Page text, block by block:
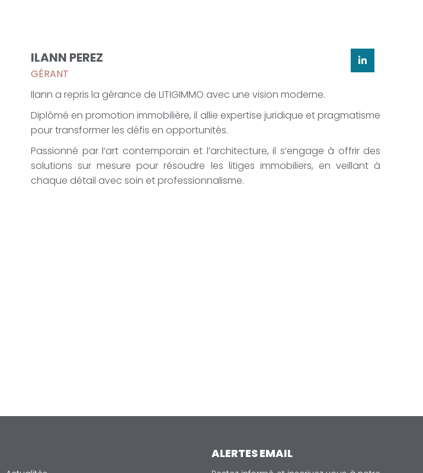
ILANN PEREZ
GÉRANT
Ilann a repris la gérance de LITIGIMMO avec une vision moderne.
Diplômé en promotion immobilière, il allie expertise juridique et pragmatisme
pour transformer les défis en opportunités.
Passionné par l’art contemporain et l’architecture, il s’engage à offrir des
solutions sur mesure pour résoudre les litiges immobiliers, en veillant à
chaque détail avec soin et professionnalisme.
ALERTES EMAIL